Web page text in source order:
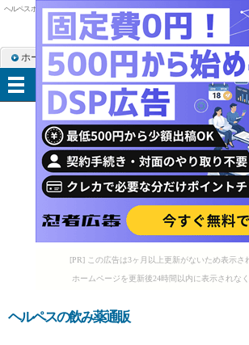
[PR] この広告は3ヶ月以上更新がないため表示さ
ホームページを更新後24時間以内に表示されなく
ヘルペス ポララミン
ヘルペスの飲み薬通販
ホーム RSS購読 サイトマップ
メニュー